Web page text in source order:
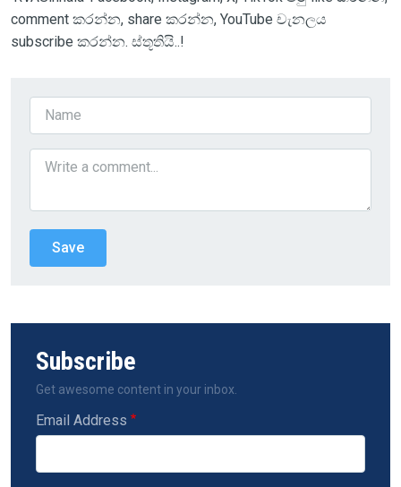
comment කරන්න, share කරන්න, YouTube චැනලය
subscribe කරන්න. ස්තූතියි..!
Subscribe
Get awesome content in your inbox.
Email Address